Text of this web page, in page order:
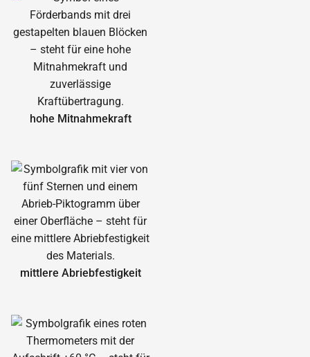
hohe Mitnahmekraft
mittlere Abrieb­festigkeit